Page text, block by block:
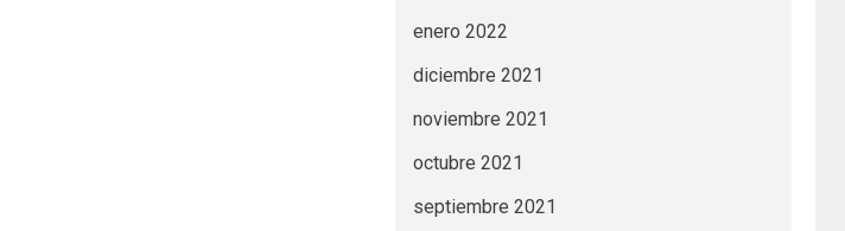
enero 2022
diciembre 2021
noviembre 2021
octubre 2021
septiembre 2021